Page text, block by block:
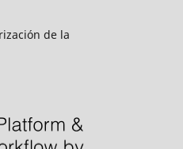
de la